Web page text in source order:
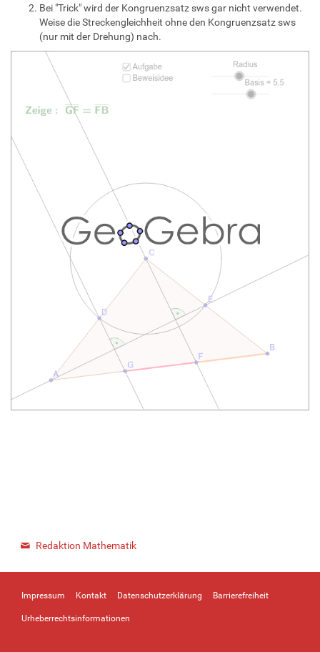
Bei "Trick" wird der Kongruenzsatz sws gar nicht verwendet.
Weise die Streckengleichheit ohne den Kongruenzsatz sws
(nur mit der Drehung) nach.
Redaktion Mathematik
Impressum Kontakt Datenschutzerklärung Barrierefreiheit
Urheberrechtsinformationen